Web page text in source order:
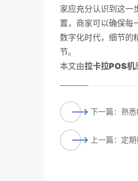
家应充分认识到这一
置，商家可以确保每
数字化时代，细节的
节。
本文由拉卡拉POS机
下一篇：熟悉
上一篇：定